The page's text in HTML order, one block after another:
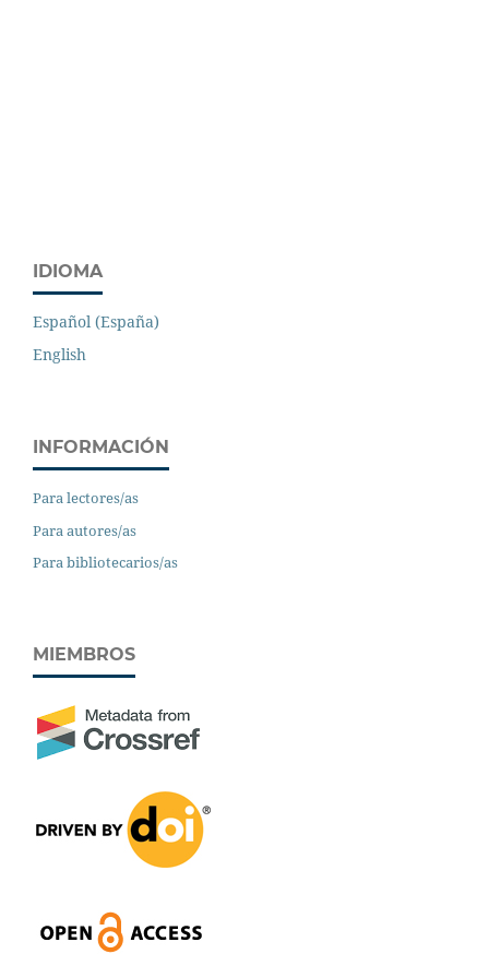
IDIOMA
Español (España)
English
INFORMACIÓN
Para lectores/as
Para autores/as
Para bibliotecarios/as
MIEMBROS